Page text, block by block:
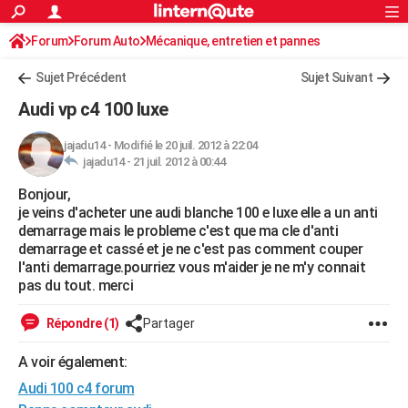
ACTUALITÉS
Politique
Société
Faits Divers
Education
Monde
Villes
+
FINANCE
Retraite
Impôts
Epargne
Immobilier
Risques naturels par ville
Banque
Assurance
Crédit
AUTO
Essais
Réserver un essai
Citadines
Berlines
SUV
Forum auto
+HIGH-TECH
Mobiles
Meilleur smartphone
Internet
Ordinateurs
Jeux vidéo
Guide high-tech
+BRICOLAGE
Forum
Aménagement intérieur
Extérieur
Cuisine
Salle de bains
Jardinage
Rangement
WEEK-END
Guides de France
Escapades
Patrimoine
Expositions
Musées
Week-end nature
LIFESTYLE
SANTE
Alimentation
Guide de la santé
Maladies
Médicaments
Sommeil
VOYAGE
Rechercher
S'inscrire
Connexion
Forum Forum Auto Mécanique, entretien et pannes
Sujet Précédent Sujet Suivant
Audi vp c4 100 luxe
jajadu14- Modifié le 20 juil. 2012 à 22:04
jajadu14 - 21 juil. 2012 à 00:44
Bonjour,
je veins d'acheter une audi blanche 100 e luxe elle a un anti
demarrage mais le probleme c'est que ma cle d'anti
demarrage et cassé et je ne c'est pas comment couper
l'anti demarrage.pourriez vous m'aider je ne m'y connait
pas du tout. merci
Répondre (1) Partager
A voir également:
Audi 100 c4 forum